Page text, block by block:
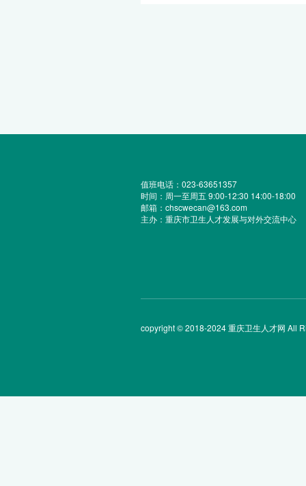
值班电话：023-63651357
时间：周一至周五 9:00-12:30 14:00-18:00
邮箱：chscwecan@163.com
主办：重庆市卫生人才发展与对外交流中心
copyright © 2018-2024 重庆卫生人才网 All